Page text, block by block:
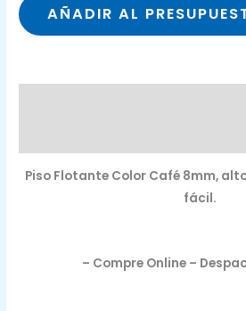
AÑADIR AL
Piso Flotante Color Café 8mm,
fácil.
– Compre Online –